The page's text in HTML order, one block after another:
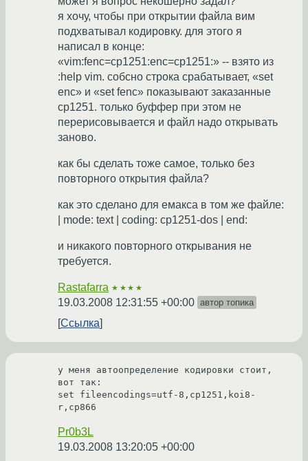
я хочу, чтобы при открытии файла вим
подхватывал кодировку. для этого я
написал в конце:
«vim:fenc=cp1251:enc=cp1251:» -- взято из
:help vim. собсно строка срабатывает, «set
enc» и «set fenc» показывают заказанные
cp1251. только буффер при этом не
перерисовывается и файл надо открывать
заново.
как бы сделать тоже самое, только без
повторного открытия файла?
как это сделано для емакса в том же файле:
| mode: text | coding: cp1251-dos | end:
и никакого повторного открывания не
требуется.
Rastafarra ★★★★
19.03.2008 12:31:55 +00:00 автор топика
Ссылка
у меня автоопределение кодировки стоит,
вот так:
set fileencodings=utf-8,cp1251,koi8-
r,cp866
Pr0b3L
19.03.2008 13:20:05 +00:00